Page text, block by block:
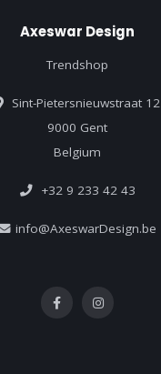
Axeswar Design
Trendshop
Sint-Pietersnieuwstraat 12
9000 Gent
Belgium
+32 9 233 42 43
info@AxeswarDesign.be